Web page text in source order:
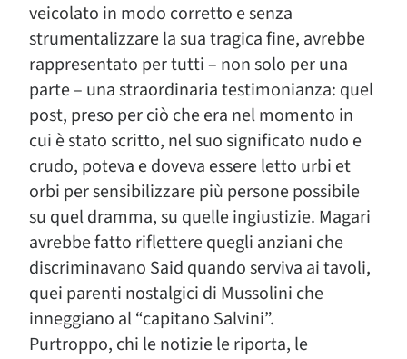
veicolato in modo corretto e senza
strumentalizzare la sua tragica fine, avrebbe
rappresentato per tutti – non solo per una
parte – una straordinaria testimonianza: quel
post, preso per ciò che era nel momento in
cui è stato scritto, nel suo significato nudo e
crudo, poteva e doveva essere letto urbi et
orbi per sensibilizzare più persone possibile
su quel dramma, su quelle ingiustizie. Magari
avrebbe fatto riflettere quegli anziani che
discriminavano Said quando serviva ai tavoli,
quei parenti nostalgici di Mussolini che
inneggiano al “capitano Salvini”.
Purtroppo, chi le notizie le riporta, le